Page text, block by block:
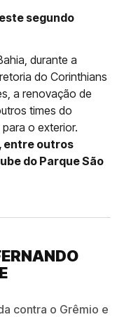
segundo
durante a
do Corinthians
a renovação de
times do
o exterior.
entre outros
do Parque São
contra o Grêmio e